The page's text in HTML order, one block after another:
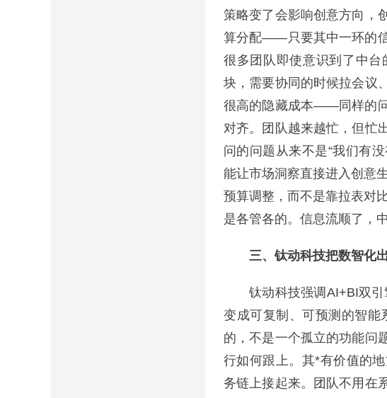
策略变了会影响创意方向，
算分配——只要其中一环的信
很多团队即使意识到了中
块，需要协同的时候拉会议
很高的隐藏成本——同样的
对齐。团队越来越忙，但忙
问的问题从来不是“我们有
能让市场洞察直接进入创意
预算调整，而不是靠拉表对
是各管各的。信息流顺了，
三、钛动科技把数智化出
钛动科技强调AI+BI双引
变成可复制、可预测的智
的，不是一个孤立的功能问
行如何跟上。其*有价值的
务链上接起来。团队不用在